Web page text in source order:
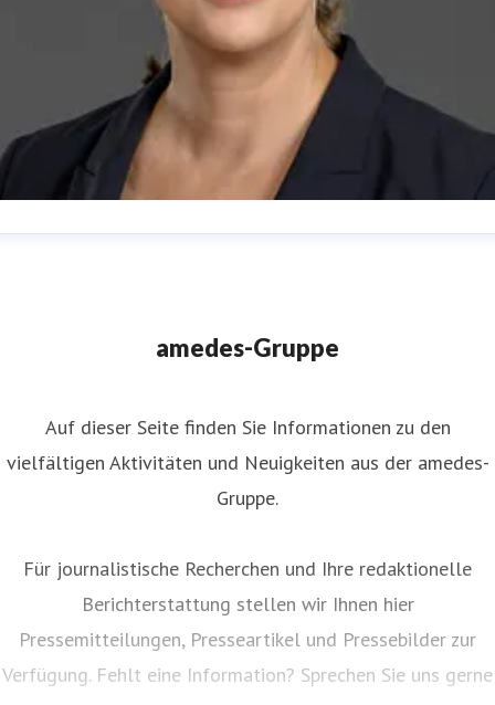
+49 172 166 08 43
amedes-Gruppe
Auf dieser Seite finden Sie Informationen zu den
vielfältigen Aktivitäten und Neuigkeiten aus der amedes-
Gruppe.
Für journalistische Recherchen und Ihre redaktionelle
Berichterstattung stellen wir Ihnen hier
Pressemitteilungen, Presseartikel und Pressebilder zur
Verfügung. Fehlt eine Information? Sprechen Sie uns gerne